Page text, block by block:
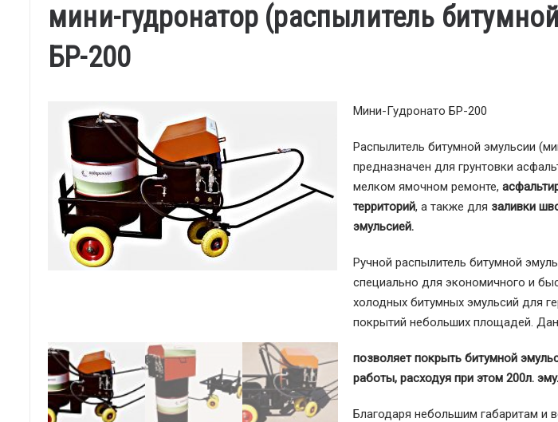
мини-гудронатор (распылитель
БР-200
Мини-Гудронато БР-200
Распылитель битумной эмульсии
предназначен для грунтовки
мелком ямочном ремонте,
территорий, а также для заливки
эмульсией.
Ручной распылитель битумной
специально для экономичного и
холодных битумных эмульсий для
покрытий небольших площадей.
позволяет покрыть битумной
работы, расходуя при этом 200л.
Благодаря небольшим габаритам и